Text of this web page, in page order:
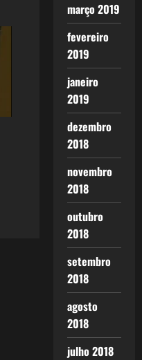
março 2019
fevereiro
2019
janeiro
2019
dezembro
2018
novembro
2018
outubro
2018
setembro
2018
agosto
2018
julho 2018